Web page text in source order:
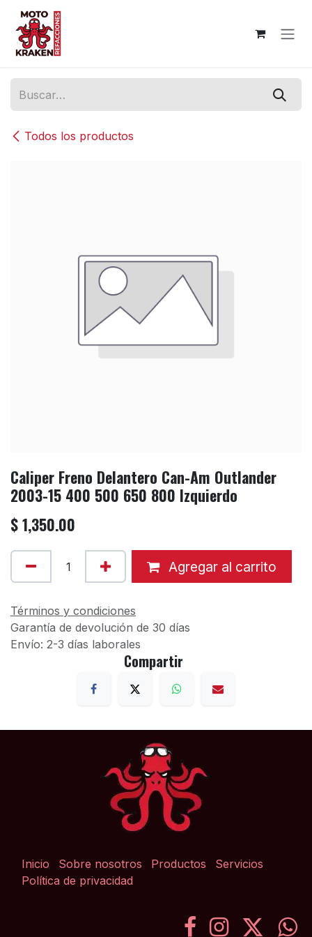
Ir al contenido
Todos los productos
Caliper Freno Delantero Can-Am Outlander
2003-15 400 500 650 800 Izquierdo
$1,350.00
Agregar al carrito
Términos y condiciones
Garantía de devolución de 30 días
Envío: 2-3 días laborales
Compartir
Inicio Sobre nosotros Productos
Servicios
Política de privacidad